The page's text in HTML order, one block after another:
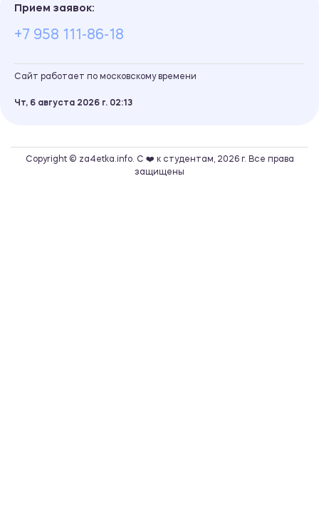
Прием заявок:
+7 958 111-86-18
Сайт работает по московскому времени
Чт, 6 августа 2026 г. 02 13
Copyright © za4etka.info. С ❤️ к студентам, 2026 г. Все права
защищены